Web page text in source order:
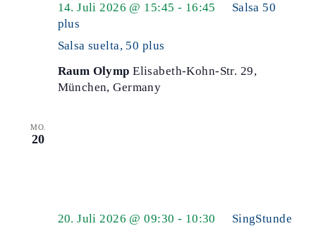
Salsa suelta, 50 plus
14. Juli 2026 @ 15:45 - 16:45
Salsa 50
plus
Raum OlympElisabeth-Kohn-Str. 29,
München, Germany
MO.
20
20. Juli 2026 @ 09:30 - 10:30 SingStunde